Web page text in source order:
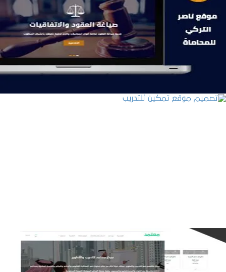
موقع ناصر التركي للمحاماة
التفاصيل